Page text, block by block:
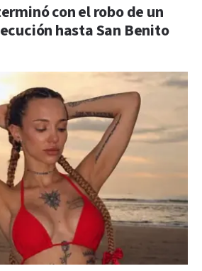
con el robo de un
hasta San Benito